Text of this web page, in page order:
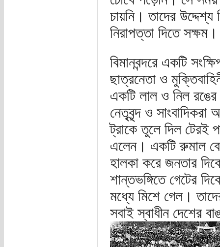
চায়নি। তাদের উদ্দেশ্য
নিরাপত্তা দিতে সক্ষম।
বিমানবন্দরে একটি
ছাত্রনেতা ও
একটি লাল ও নিল
নেতৃবৃন্দ ও
ট্রাকে তুলে দিল টেরই
এলেন। একটি রুমাল
হালকা করে জনতার
শান্তভঙ্গিতে গেটের
মধ্যে মিশে গেল।
সবাই স্বাধীন দেশের